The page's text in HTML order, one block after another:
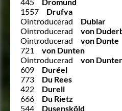
1557
Drufva
Ointroducerad
Dublar
Ointroducerad
von
Ointroducerad
von Dunte
721
von Dunten
Ointroducerad
von
609
Duréel
773
Du Rees
422
Durell
666
Du Rietz
544
Dusensköld